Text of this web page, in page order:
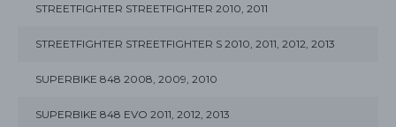
STREETFIGHTER STREETFIGHTER 2010, 2011
STREETFIGHTER STREETFIGHTER S 2010, 2011, 2012, 2013
SUPERBIKE 848 2008, 2009, 2010
SUPERBIKE 848 EVO 2011, 2012, 2013